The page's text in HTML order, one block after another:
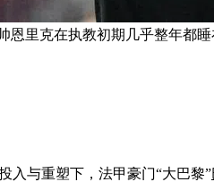
里克在执教初期几乎整年都睡
入与重塑下，法甲豪门“大巴黎”